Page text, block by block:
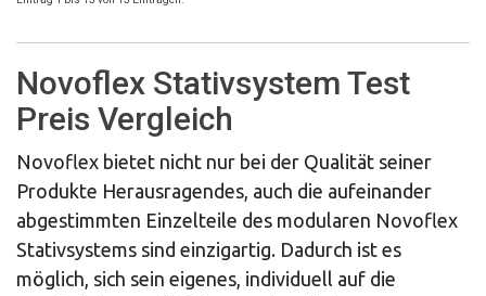
Novoflex Stativsystem Test
Preis Vergleich
Novoflex bietet nicht nur bei der Qualität seiner
Produkte Herausragendes, auch die aufeinander
abgestimmten Einzelteile des modularen Novoflex
Stativsystems sind einzigartig. Dadurch ist es
möglich, sich sein eigenes, individuell auf die